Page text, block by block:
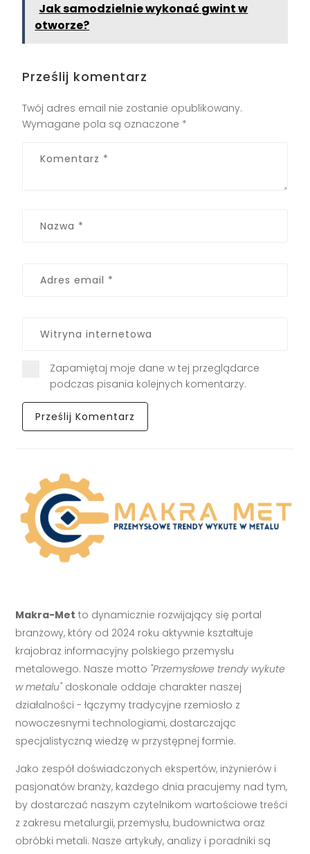
Jak samodzielnie wykonać gwint w
otworze?
Prześlij komentarz
Twój adres email nie zostanie opublikowany.
Wymagane pola są oznaczone *
Zapamiętaj moje dane w tej przeglądarce
podczas pisania kolejnych komentarzy.
Makra-Met to dynamicznie rozwijający się portal
branżowy, który od 2024 roku aktywnie kształtuje
krajobraz informacyjny polskiego przemysłu
metalowego. Nasze motto "Przemysłowe trendy wykute
w metalu"doskonale oddaje charakter naszej
działalności - łączymy tradycyjne rzemiosło z
nowoczesnymi technologiami, dostarczając
specjalistyczną wiedzę w przystępnej formie.
Jako zespół doświadczonych ekspertów, inżynierów i
pasjonatów branży, każdego dnia pracujemy nad tym,
by dostarczać naszym czytelnikom wartościowe treści
z zakresu metalurgii, przemysłu, budownictwa oraz
obróbki metali. Nasze artykuły, analizy i poradniki są